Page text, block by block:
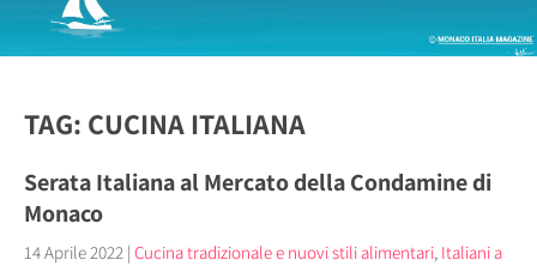
TAG: CUCINA ITALIANA
Serata Italiana al Mercato della Condamine di
Monaco
14 Aprile 2022 | Cucina tradizionale e nuovi stili alimentari, Italiani a